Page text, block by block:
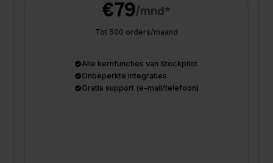
€79/mnd*
Tot 500 orders/maand
Alle kernfuncties van Stockpilot
Onbeperkte integraties
Gratis support (e-mail/telefoon)